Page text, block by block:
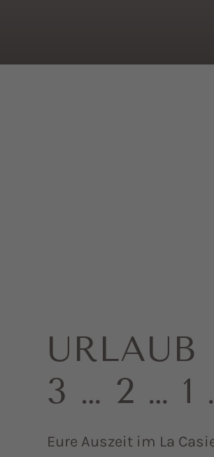
URLAUB
3 … 2 … 1
Eure Auszeit im La